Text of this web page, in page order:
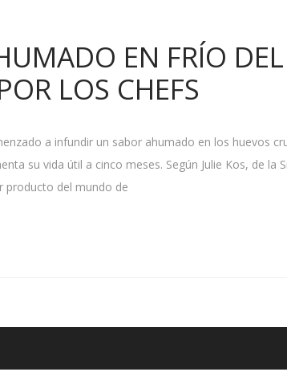
EN FRÍO DEL
LOS CHEFS
a infundir un sabor ahumado en los huevos
su vida útil a cinco meses. Según Julie Kos, de la
producto del mundo de